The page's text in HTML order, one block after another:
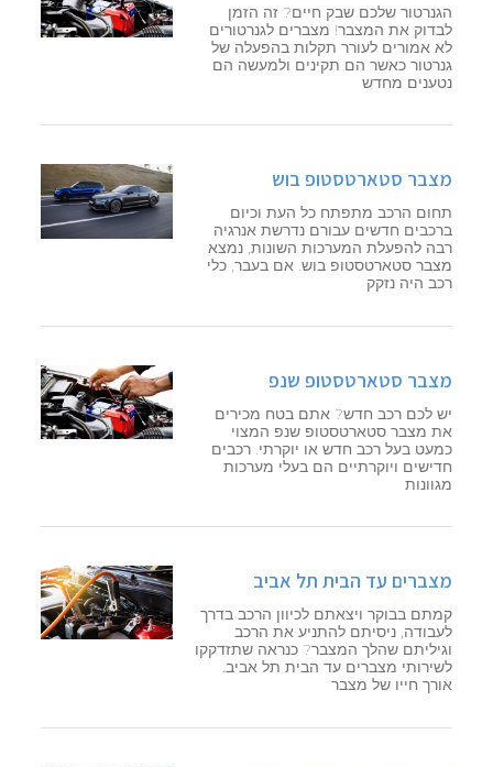
הגנרטור שלכם שבק חיים? זה הזמן
לבדוק את המצבר! מצברים לגנרטורים
לא אמורים לעורר תקלות בהפעלה של
גנרטור כאשר הם תקינים ולמעשה הם
נטענים מחדש
מצבר סטארטסטופ בוש
תחום הרכב מתפתח כל העת וכיום
ברכבים חדשים עבורם נדרשת אנרגיה
רבה להפעלת המערכות השונות, נמצא
מצבר סטארטסטופ בוש. אם בעבר, כלי
רכב היה נזקק
מצבר סטארטסטופ שנפ
יש לכם רכב חדש? אתם בטח מכירים
את מצבר סטארטסטופ שנפ המצוי
כמעט בעל רכב חדש או יוקרתי. רכבים
חדישים ויוקרתיים הם בעלי מערכות
מגוונות
מצברים עד הבית תל אביב
קמתם בבוקר ויצאתם לכיוון הרכב בדרך
לעבודה, ניסיתם להתניע את הרכב
וגיליתם שהלך המצבר? כנראה שתזדקקו
לשירותי מצברים עד הבית תל אביב.
אורך חייו של מצבר